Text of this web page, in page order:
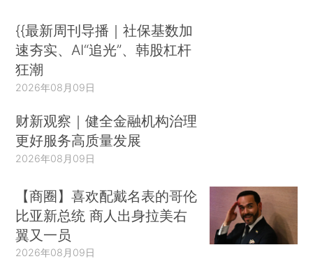
{{最新周刊导播｜社保基数加
速夯实、AI“追光”、韩股杠杆
狂潮
2026年08月09日
财新观察｜健全金融机构治理
更好服务高质量发展
2026年08月09日
【商圈】喜欢配戴名表的哥伦
比亚新总统 商人出身拉美右
翼又一员
2026年08月09日